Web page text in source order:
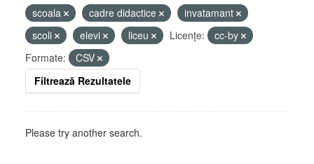
scoala
cadre didactice
invatamant
scoli
elevi liceu Licenţe:
cc-by
Formate:
CSV
Filtrează Rezultatele
Please try another search.